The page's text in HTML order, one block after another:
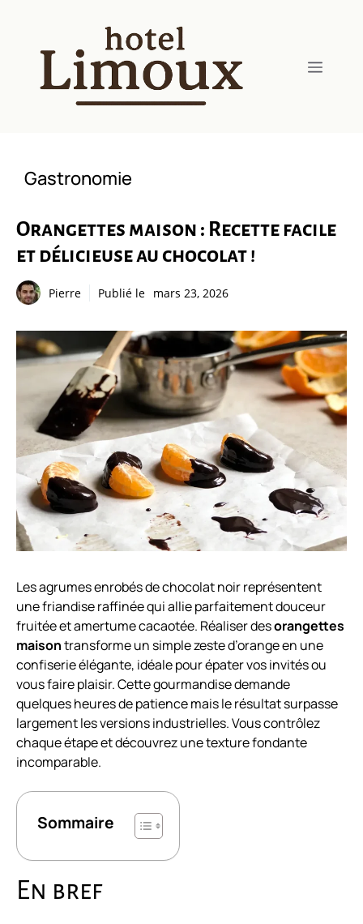
contenu
Menu
Gastronomie
Orangettes maison : Recette facile
et délicieuse au chocolat !
Pierre Publié le mars 23, 2026
Les agrumes enrobés de chocolat noir représentent
une friandise raffinée qui allie parfaitement douceur
fruitée et amertume cacaotée. Réaliser desorangettes
maisontransforme un simple zeste d’orange en une
confiserie élégante, idéale pour épater vos invités ou
vous faire plaisir. Cette gourmandise demande
quelques heures de patience mais le résultat surpasse
largement les versions industrielles. Vous contrôlez
chaque étape et découvrez une texture fondante
incomparable.
Sommaire
En bref